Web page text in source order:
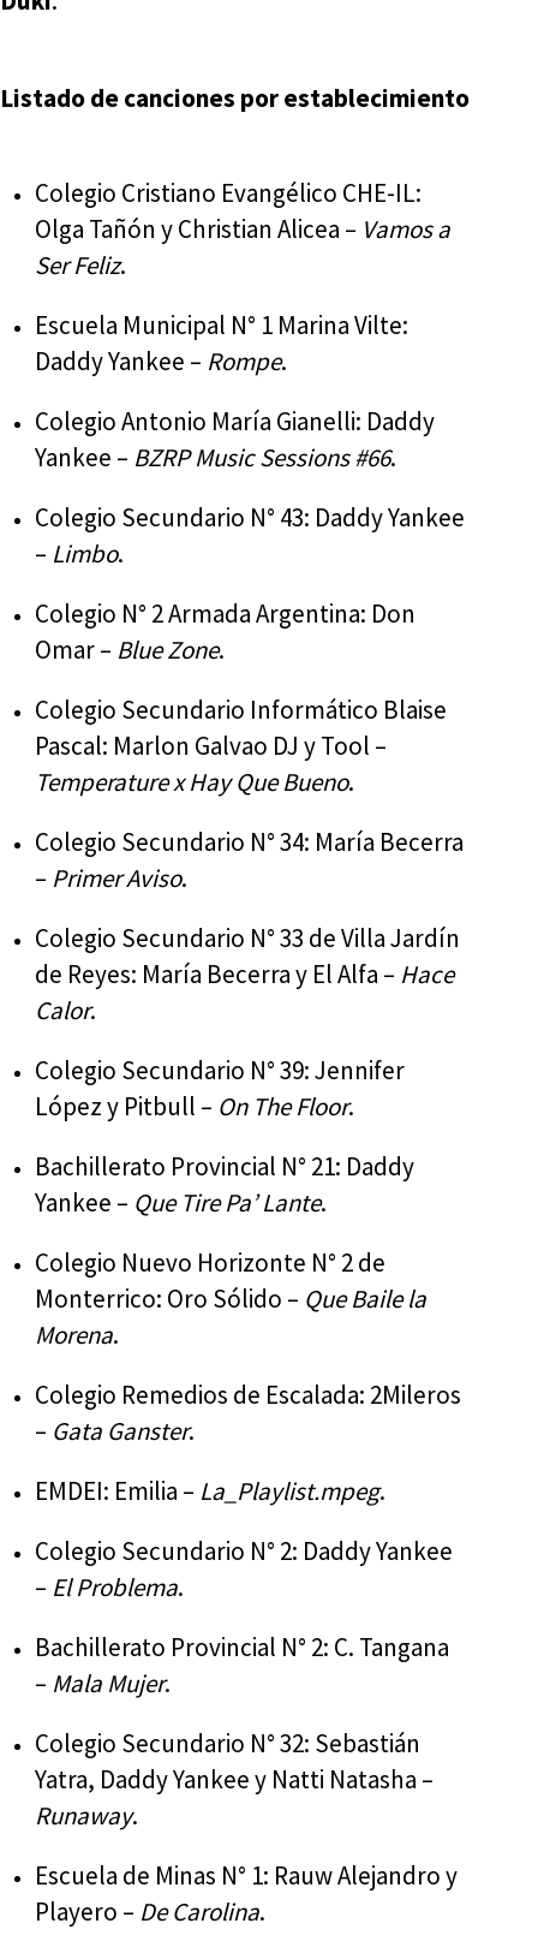
Listado de canciones por establecimiento
Colegio Cristiano Evangélico CHE-IL:
Olga Tañón y Christian Alicea – Vamos a
Ser Feliz.
Escuela Municipal N° 1 Marina Vilte:
Daddy Yankee – Rompe.
Colegio Antonio María Gianelli: Daddy
Yankee – BZRP Music Sessions #66.
Colegio Secundario N° 43: Daddy Yankee
– Limbo.
Colegio N° 2 Armada Argentina: Don
Omar – Blue Zone.
Colegio Secundario Informático Blaise
Pascal: Marlon Galvao DJ y Tool –
Temperature x Hay Que Bueno.
Colegio Secundario N° 34: María Becerra
– Primer Aviso.
Colegio Secundario N° 33 de Villa Jardín
de Reyes: María Becerra y El Alfa – Hace
Calor.
Colegio Secundario N° 39: Jennifer
López y Pitbull – On The Floor.
Bachillerato Provincial N° 21: Daddy
Yankee – Que Tire Pa’ Lante.
Colegio Nuevo Horizonte N° 2 de
Monterrico: Oro Sólido – Que Baile la
Morena.
Colegio Remedios de Escalada: 2Mileros
– Gata Ganster.
EMDEI: Emilia – La_Playlist.mpeg.
Colegio Secundario N° 2: Daddy Yankee
– El Problema.
Bachillerato Provincial N° 2: C. Tangana
– Mala Mujer.
Colegio Secundario N° 32: Sebastián
Yatra, Daddy Yankee y Natti Natasha –
Runaway.
Escuela de Minas N° 1: Rauw Alejandro y
Playero – De Carolina.